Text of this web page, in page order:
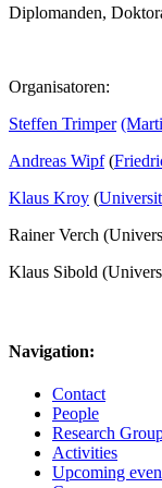
Diplomanden,
Organisatoren:
Steffen Trimper
Andreas Wipf(
Klaus Kroy (
Rainer Verch
Klaus Sibold
Navigation:
Contact
People
Research
Activities
Upcoming